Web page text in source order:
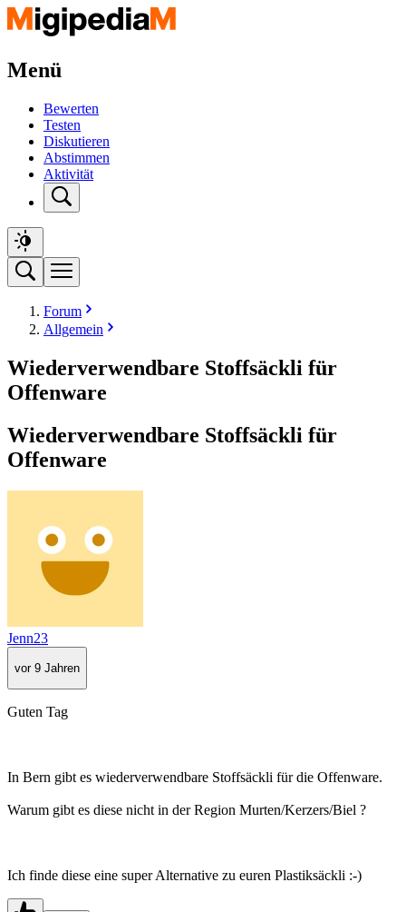
Menü
Bewerten
Testen
Diskutieren
Abstimmen
Aktivität
Forum
Allgemein
Wiederverwendbare Stoffsäckli für
Offenware
Wiederverwendbare Stoffsäckli für
Offenware
Jenn23
vor 9 Jahren
Guten Tag
In Bern gibt es wiederverwendbare Stoffsäckli für die Offenware.
Warum gibt es diese nicht in der Region Murten/Kerzers/Biel ?
Ich finde diese eine super Alternative zu euren Plastiksäckli :-)